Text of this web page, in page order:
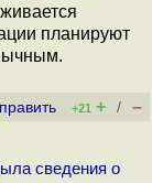
планируют
+21 + / –
сведения о